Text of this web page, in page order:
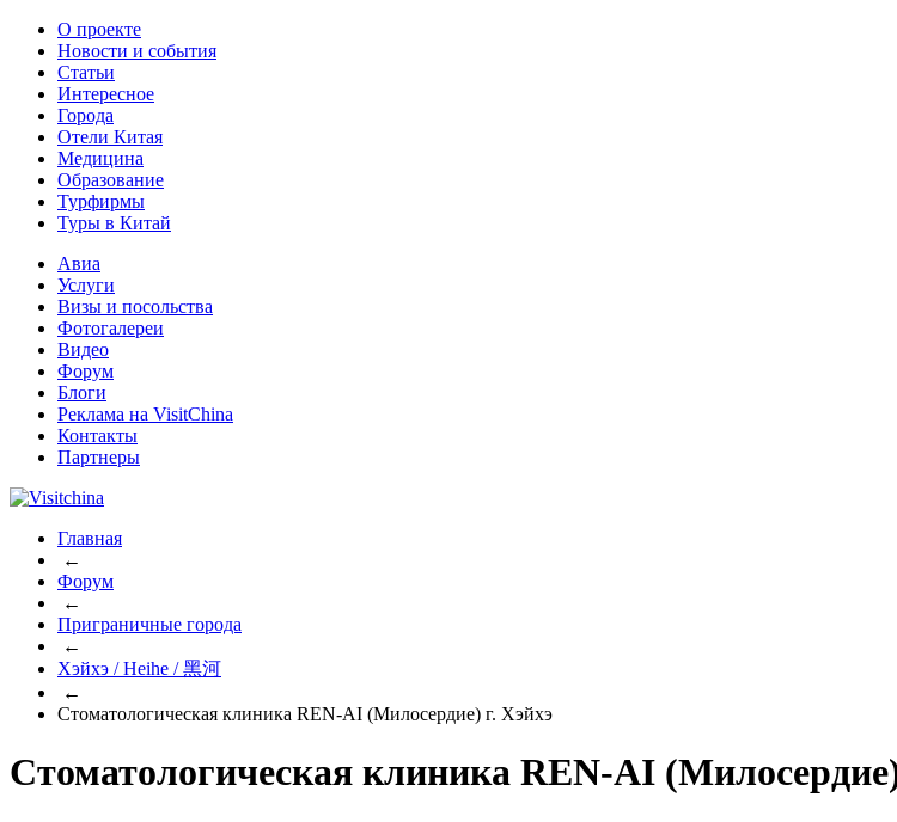
О проекте
Новости и события
Статьи
Интересное
Города
Отели Китая
Медицина
Образование
Турфирмы
Туры в Китай
Авиа
Услуги
Визы и посольства
Фотогалереи
Видео
Форум
Блоги
Реклама на VisitChina
Контакты
Партнеры
Главная
←
Форум
←
Приграничные города
←
Хэйхэ / Heihe / 黑河
←
Стоматологическая клиника REN-AI (Милосердие) г. Хэйхэ
Стоматологическая клиника REN-AI